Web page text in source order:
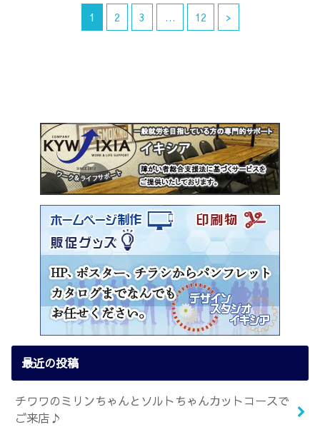
1 2 3 … 12 >
最近の投稿
チワワのミリンちゃんとソルトちゃんカットコースで
ご来店♪